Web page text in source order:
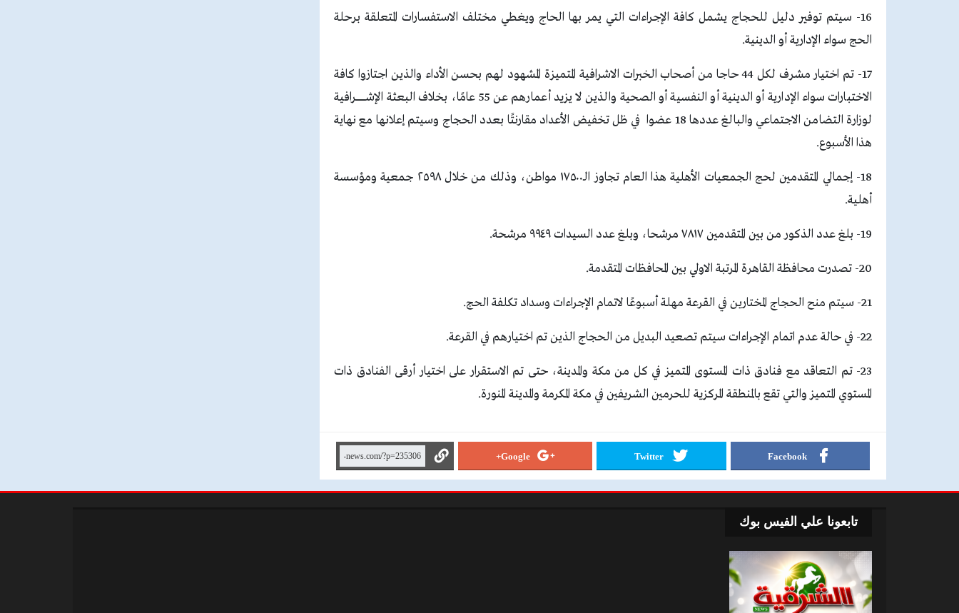
16- سيتم توفير دليل للحجاج يشمل كافة الإجراءات التي يمر بها الحاج ويغطي مختلف الاستفسارات المتعلقة برحلة
الحج سواء الإدارية أو الدينية.
17- تم اختيار مشرف لكل 44 حاجا من أصحاب الخبرات الاشرافية المتميزة المشهود لهم بحسن الأداء والذين اجتازوا كافة
الاختبارات سواء الإدارية أو الدينية أو النفسية أو الصحية والذين لا يزيد أعمارهم عن 55 عامًا، بخلاف البعثة الإشـــــــــــــرافية
لوزارة التضامن الاجتماعي والبالغ عددها 18 عضوا في ظل تخفيض الأعداد مقارنتًا بعدد الحجاج وسيتم إعلانها مع نهاية
هذا الأسبوع.
18- إجمالي المتقدمين لحج الجمعيات الأهلية هذا العام تجاوز الـ١٧٥٠٠ مواطن، وذلك من خلال ٢٥٩٨ جمعية ومؤسسة
أهلية.
19- بلغ عدد الذكور من بين المتقدمين ٧٨١٧ مرشحا، وبلغ عدد السيدات ٩٩٤٩ مرشحة.
20- تصدرت محافظة القاهرة المرتبة الاولي بين المحافظات المتقدمة.
21- سيتم منح الحجاج المختارين في القرعة مهلة أسبوعًا لاتمام الإجراءات وسداد تكلفة الحج.
22- في حالة عدم اتمام الإجراءات سيتم تصعيد البديل من الحجاج الذين تم اختيارهم في القرعة.
23- تم التعاقد مع فنادق ذات المستوى المتميز في كل من مكة والمدينة، حتى تم الاستقرار على اختيار أرقى الفنادق ذات
المستوي المتميز والتي تقع بالمنطقة المركزية للحرمين الشريفين في مكة المكرمة والمدينة المنورة.
Facebook
Twitter
Google+
تابعونا علي الفيس بوك